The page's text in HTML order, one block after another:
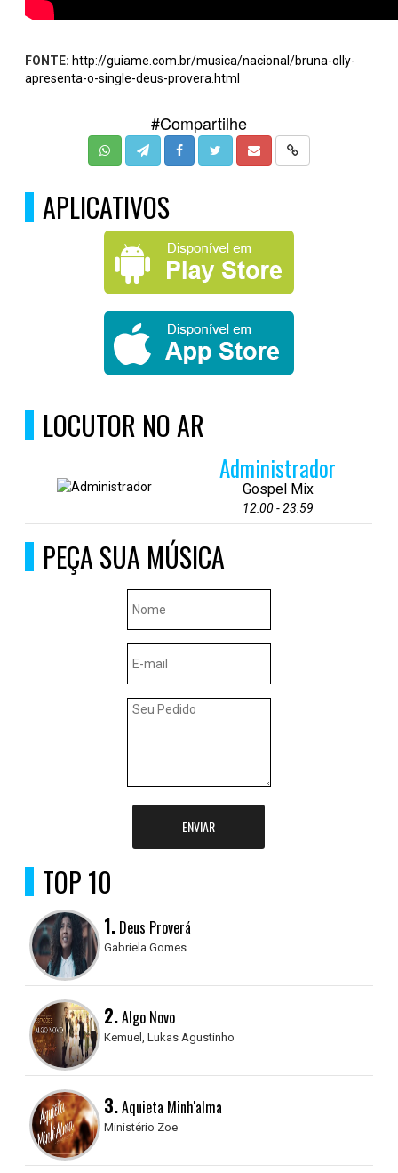
FONTE: http://guiame.com.br/musica/nacional/bruna-olly-
apresenta-o-single-deus-provera.html
#Compartilhe
APLICATIVOS
LOCUTOR NO AR
Administrador
Gospel Mix
12:00 - 23:59
PEÇA SUA MÚSICA
ENVIAR
TOP 10
1. Deus Proverá
Gabriela Gomes
2.Algo Novo
Kemuel, Lukas Agustinho
3.Aquieta Minh'alma
Ministério Zoe